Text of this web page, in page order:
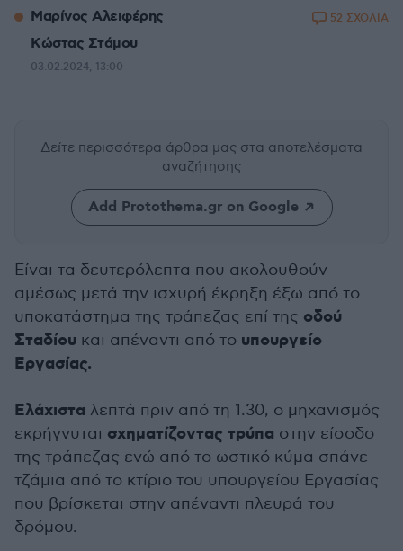
Μαρίνος Αλειφέρης
Κώστας Στάμου
03.02.2024, 13:00
52 ΣΧΟΛΙΑ
Δείτε περισσότερα άρθρα μας στα αποτελέσματα
αναζήτησης
Add Protothema.gr on Google
Είναι τα δευτερόλεπτα που ακολουθούν
αμέσως μετά την ισχυρή έκρηξη έξω από το
υποκατάστημα της τράπεζας επί της οδού
Σταδίου και απέναντι από το υπουργείο
Εργασίας.
Ελάχιστα λεπτά πριν από τη 1.30, ο μηχανισμός
εκρήγνυται σχηματίζοντας τρύπα στην είσοδο
της τράπεζας ενώ από το ωστικό κύμα σπάνε
τζάμια από το κτίριο του υπουργείου Εργασίας
που βρίσκεται στην απέναντι πλευρά του
δρόμου.